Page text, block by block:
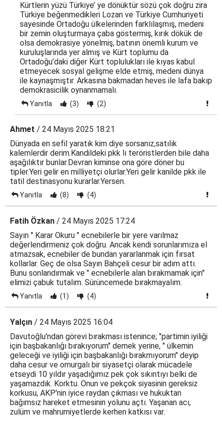
Kürtlerin yüzü Türkiye’ ye dönüktür sözü çok doğru zira
Türkiye beğenmedikleri Lozan ve Türkiye Cumhuriyeti
sayesinde Ortadoğu ülkelerinden farklılaşmış, medeni
bir zemin oluşturmaya çaba göstermiş, kırık dökük de
olsa demokrasiye yönelmiş, batının önemli kurum ve
kuruluşlarında yer almış ve Kürt toplumu da
Ortadoğu’daki diğer Kürt toplulukları ile kıyas kabul
etmeyecek sosyal gelişme elde etmiş, medeni dünya
ile kaynaşmıştır. Arkasına bakmadan heves ile lafa bakıp
demokrasicilik oynanmamalı.
Yanıtla (3) (2)
Ahmet / 24 Mayıs 2025 18:21
Dünyada en sefil yaratık kim diye sorsanız,satılık
kalemlerdir derim.Kandildeki pkk lı teröristlerden bile daha
aşağılıktır bunlar.Devran kiminse ona göre döner bu
tipler.Yeri gelir en milliyetçi olurlar.Yeri gelir kanilde pkk ile
tatil destinasyonu kurarlar.Yersen.
Yanıtla (8) (4)
Fatih Özkan / 24 Mayıs 2025 17:24
Sayın " Karar Okuru " ecnebilerle bir yere varılmaz
değerlendirmeniz çok doğru. Ancak kendi sorunlarımıza el
atmazsak, ecnebiler de bundan yararlanmak için fırsat
kollarlar. Geç de olsa Sayın Bahçeli cesur bir adım attı.
Bunu sonlandırmak ve " ecnebilerle alan bırakmamak için"
elimizi çabuk tutalım. Sürüncemede bırakmayalım.
Yanıtla (1) (4)
Yalçın / 24 Mayıs 2025 16:04
Davutoğlu'ndan görevi bırakması istenince; "partimin iyiliği
için başbakanlığı bırakıyorum" demek yerine, " ülkemin
geleceği ve iyiliği için başbakanlığı bırakmıyorum" deyip
daha cesur ve omurgalı bir siyasetçi olarak mücadele
etseydi 10 yıldır yaşadığımız pek çok sıkıntıyı belki de
yaşamazdık. Korktu. Onun ve pekçok siyasinin gereksiz
korkusu, AKP'nin iyice raydan çıkması ve hukuktan
bağımsız hareket etmesinin yolunu açtı. Yaşanan acı,
zulüm ve mahrumiyetlerde kerhen katkısı var.